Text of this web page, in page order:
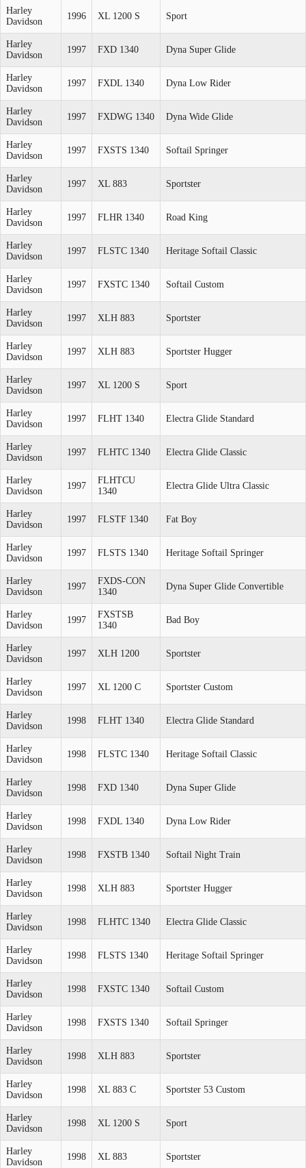
Harley
Davidson
1996 XL 1200 S Sport
Harley
Davidson
1997 FXD 1340 Dyna Super Glide
Harley
Davidson
1997 FXDL 1340 Dyna Low Rider
Harley
Davidson
1997 FXDWG 1340 Dyna Wide Glide
Harley
Davidson
1997 FXSTS 1340 Softail Springer
Harley
Davidson
1997 XL 883 Sportster
Harley
Davidson
1997 FLHR 1340 Road King
Harley
Davidson
1997 FLSTC 1340 Heritage Softail Classic
Harley
Davidson
1997 FXSTC 1340 Softail Custom
Harley
Davidson
1997 XLH 883 Sportster
Harley
Davidson
1997 XLH 883 Sportster Hugger
Harley
Davidson
1997 XL 1200 S Sport
Harley
Davidson
1997 FLHT 1340 Electra Glide Standard
Harley
Davidson
1997 FLHTC 1340 Electra Glide Classic
Harley
Davidson
1997
FLHTCU
1340
Electra Glide Ultra Classic
Harley
Davidson
1997 FLSTF 1340 Fat Boy
Harley
Davidson
1997 FLSTS 1340 Heritage Softail Springer
Harley
Davidson
1997
FXDS-CON
1340
Dyna Super Glide Convertible
Harley
Davidson
1997
FXSTSB
1340
Bad Boy
Harley
Davidson
1997 XLH 1200 Sportster
Harley
Davidson
1997 XL 1200 C Sportster Custom
Harley
Davidson
1998 FLHT 1340 Electra Glide Standard
Harley
Davidson
1998 FLSTC 1340 Heritage Softail Classic
Harley
Davidson
1998 FXD 1340 Dyna Super Glide
Harley
Davidson
1998 FXDL 1340 Dyna Low Rider
Harley
Davidson
1998 FXSTB 1340 Softail Night Train
Harley
Davidson
1998 XLH 883 Sportster Hugger
Harley
Davidson
1998 FLHTC 1340 Electra Glide Classic
Harley
Davidson
1998 FLSTS 1340 Heritage Softail Springer
Harley
Davidson
1998 FXSTC 1340 Softail Custom
Harley
Davidson
1998 FXSTS 1340 Softail Springer
Harley
Davidson
1998 XLH 883 Sportster
Harley
Davidson
1998 XL 883 C Sportster 53 Custom
Harley
Davidson
1998 XL 1200 S Sport
Harley
Davidson
1998 XL 883 Sportster